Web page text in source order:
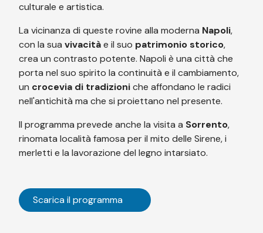
culturale e artistica.
La vicinanza di queste rovine alla moderna Napoli,
con la sua vivacitàe il suo patrimonio storico,
crea un contrasto potente. Napoli è una città che
porta nel suo spirito la continuità e il cambiamento,
un crocevia di tradizioniche affondano le radici
nell'antichità ma che si proiettano nel presente.
Il programma prevede anche la visita a Sorrento,
rinomata località famosa per il mito delle Sirene, i
merletti e la lavorazione del legno intarsiato.
Scarica il programma